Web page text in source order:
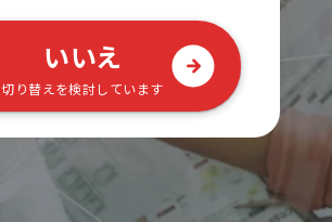
いいえ
切り替えを検討しています